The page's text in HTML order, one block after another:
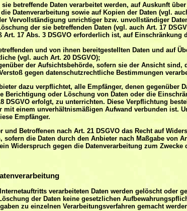
betreffende Daten verarbeitet werden, auf Auskunft
Datenverarbeitung sowie auf Kopien der Daten (vgl.
Vervollständigung unrichtiger bzw. unvollständiger
der sie betreffenden Daten (vgl. auch Art. 17
Art. 17 Abs. 3 DSGVO erforderlich ist, auf Einschränkung
und von ihnen bereitgestellten Daten und auf
(vgl. auch Art. 20 DSGVO);
der Aufsichtsbehörde, sofern sie der Ansicht sind,
gegen datenschutzrechtliche Bestimmungen
dazu verpflichtet, alle Empfänger, denen gegenüber
Berichtigung oder Löschung von Daten oder die
DSGVO erfolgt, zu unterrichten. Diese Verpflichtung
einem unverhältnismäßigen Aufwand verbunden ist.
Empfänger.
und Betroffenen nach Art. 21 DSGVO das Recht auf
sofern die Daten durch den Anbieter nach Maßgabe von
Widerspruch gegen die Datenverarbeitung zum Zwecke
verarbeiteten Daten werden gelöscht oder
der Daten keine gesetzlichen
zu einzelnen Verarbeitungsverfahren gemacht